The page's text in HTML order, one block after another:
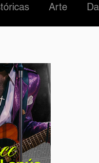
Arte